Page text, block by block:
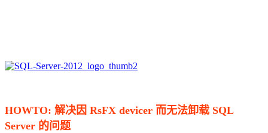
HOWTO: 解决因 RsFX devicer 而无法卸载 SQL
Server 的问题